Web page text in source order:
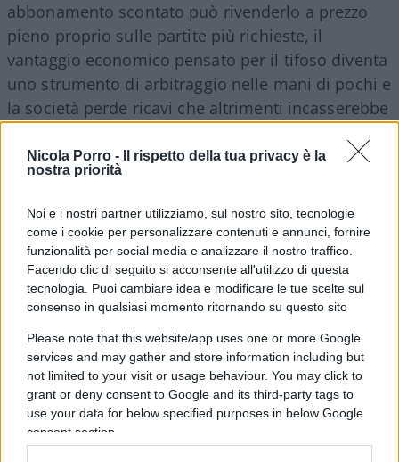
Nicola Porro -
Il rispetto della tua privacy è la
nostra priorità
Noi e i nostri partner utilizziamo, sul nostro sito, tecnologie
come i cookie per personalizzare contenuti e annunci, fornire
funzionalità per social media e analizzare il nostro traffico.
Facendo clic di seguito si acconsente all'utilizzo di questa
tecnologia. Puoi cambiare idea e modificare le tue scelte sul
consenso in qualsiasi momento ritornando su questo sito
Please note that this website/app uses one or more Google
services and may gather and store information including but
not limited to your visit or usage behaviour. You may click to
grant or deny consent to Google and its third-party tags to
use your data for below specified purposes in below Google
consent section.
abbonamento scontato può rivenderlo a prezzo
pieno proprio sulle partite più richieste, il
vantaggio economico pensato per il tifoso diventa
uno strumento di arbitraggio nelle mani di pochi e
la società perde ricavi che altrimenti incasserebbe
biglietti. Da questo punto di vista, il tentativo di
tutelarsi può essere comprensibile.
Il chiarimento di Suwarso attenua la misura, ma
non ne cambia la sostanza: una soglia rigida di
assenze — tre, secondo la prima formulazione —
continua a non distinguere tra chi specula
sistematicamente rivendendo il proprio posto ai
match più attesi e chi, semplicemente, non può
essere presente per lavoro, salute o altri impegni
legittimi. Perdere il diritto di rinnovo è una
sanzione meno drastica del ritiro immediato, ma
resta comunque una sanzione e il rischio è che